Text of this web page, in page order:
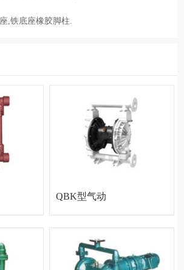
,铁底座橡胶脚柱.
QBK型气动